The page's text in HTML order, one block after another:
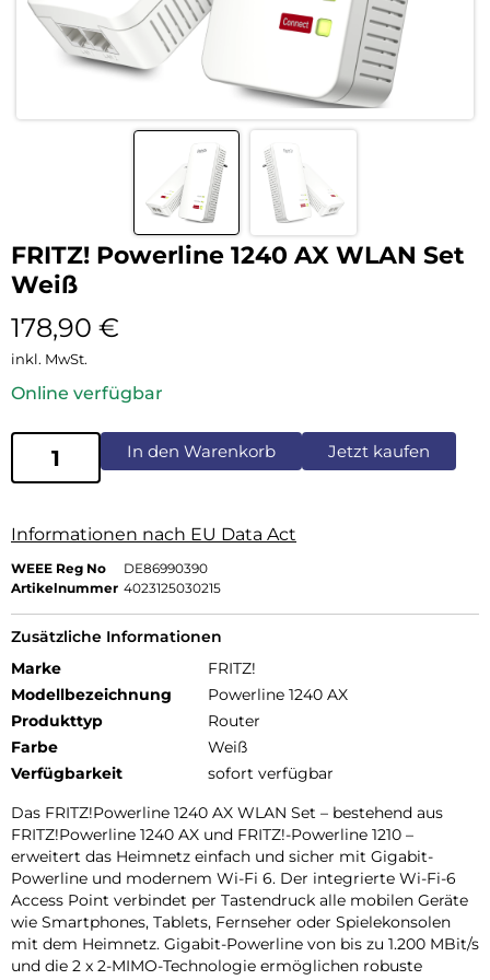
FRITZ! Powerline 1240 AX WLAN Set
Weiß
178,90 €
inkl. MwSt.
Online verfügbar
In den Warenkorb Jetzt kaufen
Informationen nach EU Data Act
WEEE Reg No
DE86990390
Artikelnummer 4023125030215
Zusätzliche Informationen
Marke
FRITZ!
Modellbezeichnung
Powerline 1240 AX
Produkttyp
Router
Farbe
Weiß
Verfügbarkeit
sofort verfügbar
Das FRITZ!Powerline 1240 AX WLAN Set – bestehend aus
FRITZ!Powerline 1240 AX und FRITZ!-Powerline 1210 –
erweitert das Heimnetz einfach und sicher mit Gigabit-
Powerline und modernem Wi-Fi 6. Der integrierte Wi-Fi-6
Access Point verbindet per Tastendruck alle mobilen Geräte
wie Smartphones, Tablets, Fernseher oder Spielekonsolen
mit dem Heimnetz. Gigabit-Powerline von bis zu 1.200 MBit/s
und die 2 x 2-MIMO-Technologie ermöglichen robuste